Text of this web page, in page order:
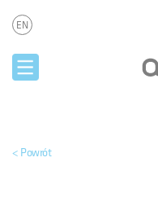
EN
< Powrót